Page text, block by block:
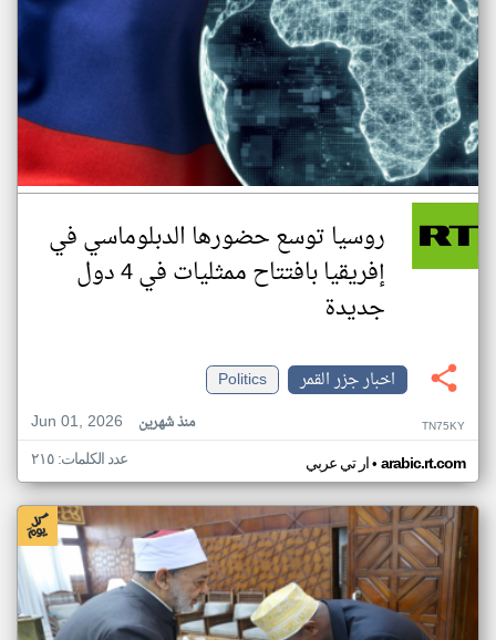
روسيا توسع حضورها الدبلوماسي في
إفريقيا بافتتاح ممثليات في 4 دول
جديدة
اخبار جزر القمر
Politics
Jun 01, 2026
منذ شهرين TN75KY
ار تي عربي• arabic.rt.com عدد الكلمات: ٢١٥